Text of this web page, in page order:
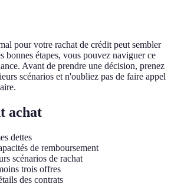
pour votre rachat de crédit peut sembler
bonnes étapes, vous pouvez naviguer ce
Avant de prendre une décision, prenez
scénarios et n'oubliez pas de faire appel
achat
dettes
de remboursement
scénarios de rachat
trois offres
des contrats